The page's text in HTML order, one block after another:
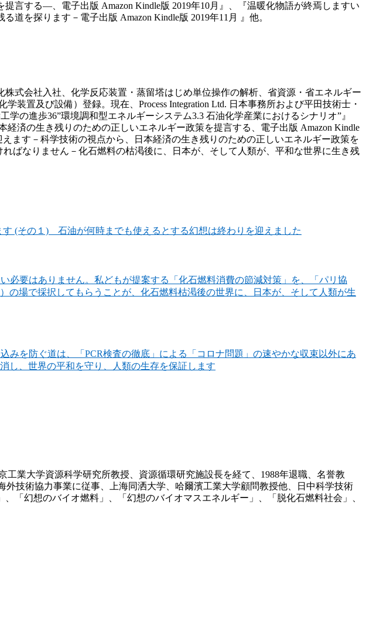
言する―、電子出版 Amazon Kindle版 2019年10月』、『温暖化物語が終焉しますい
を探ります－電子出版 Amazon Kindle版 2019年11月 』他。
式会社入社、化学反応装置・蒸留塔はじめ単位操作の解析、省資源・省エネルギー
装置及び設備）登録。現在、Process Integration Ltd. 日本事務所および平田技術士・
の進歩36”環境調和型エネルギーシステム3.3 石油化学産業におけるシナリオ”』
済の生き残りのための正しいエネルギー政策を提言する、電子出版 Amazon Kindle
ます－科学技術の視点から、日本経済の生き残りのための正しいエネルギー政策を
ばなりません－化石燃料の枯渇後に、日本が、そして人類が、平和な世界に生き残
(その１) 石油が何時までも使えるとする幻想は終わりを迎えました
必要はありません。私どもが提案する「化石燃料消費の節減対策」を、「パリ協
の場で採択してもらうことが、化石燃料枯渇後の世界に、日本が、そして人類が生
みを防ぐ道は、「PCR検査の徹底」による「コロナ問題」の速やかな収束以外にあ
し、世界の平和を守り、人類の生存を保証します
業大学資源科学研究所教授、資源循環研究施設長を経て、1988年退職、名誉教
技術協力事業に従事、上海同洒大学、哈爾濱工業大学顧問教授他、日中科学技術
「幻想のバイオ燃料」、「幻想のバイオマスエネルギー」、「脱化石燃料社会」、